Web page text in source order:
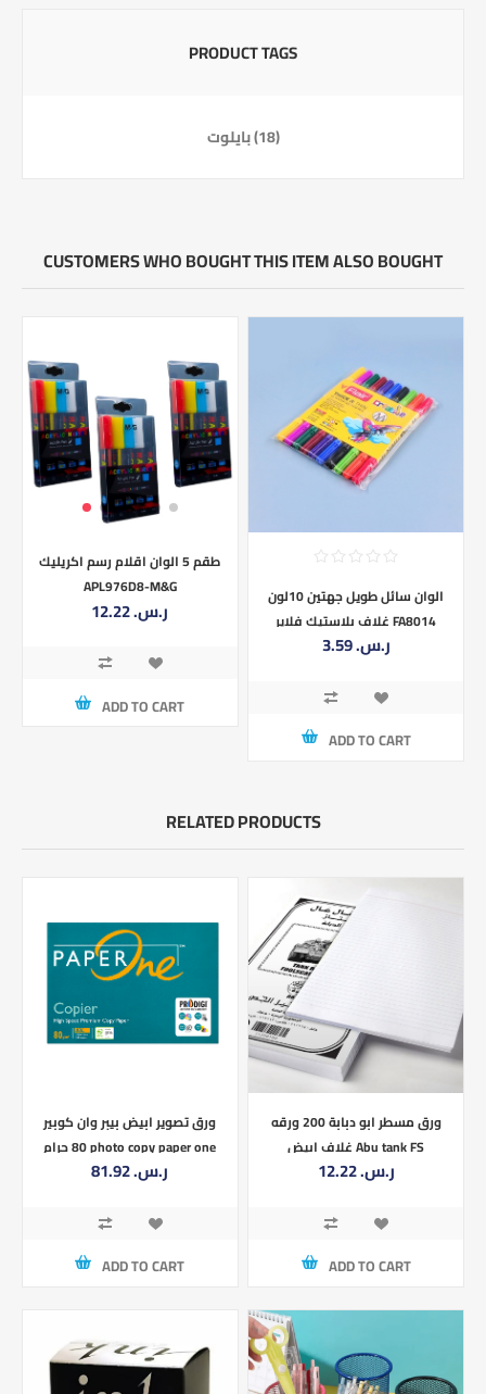
PRODUCT TAGS
بايلوت(18)
CUSTOMERS WHO BOUGHT THIS ITEM ALSO BOUGHT
طقم 5 الوان اقلام رسم اكريليك
APL976D8-M&G
12.22 ر.س.‏
ADD TO CART
الوان سائل طويل جهتين 10لون
غلاف بلاستيك فلاير FA8014
3.59 ر.س.‏
ADD TO CART
RELATED PRODUCTS
ورق تصوير ابيض بيبر وان كوبير
80 جرام photo copy paper one
copier81.92 ر.س.‏
ADD TO CART
ورق مسطر ابو دبابة 200 ورقه
غلاف ابيض Abu tank FS
12.22 ر.س.‏
ADD TO CART